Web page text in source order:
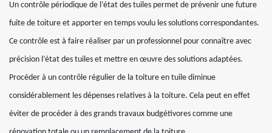
Un contrôle périodique de l’état des tuiles permet de prévenir une future
fuite de toiture et apporter en temps voulu les solutions correspondantes.
Ce contrôle est à faire réaliser par un professionnel pour connaître avec
précision l’état des tuiles et mettre en œuvre des solutions adaptées.
Procéder à un contrôle régulier de la toiture en tuile diminue
considérablement les dépenses relatives à la toiture. Cela peut en effet
éviter de procéder à des grands travaux budgétivores comme une